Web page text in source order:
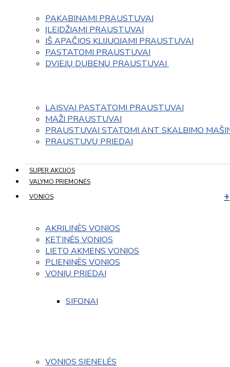
PAKABINAMI PRAUSTUVAI
ĮLEIDŽIAMI PRAUSTUVAI
IŠ APAČIOS KLIJUOJAMI PRAUSTUVAI
PASTATOMI PRAUSTUVAI
DVIEJŲ DUBENŲ PRAUSTUVAI
LAISVAI PASTATOMI PRAUSTUVAI
MAŽI PRAUSTUVAI
PRAUSTUVAI STATOMI ANT SKALBIMO
PRAUSTUVŲ PRIEDAI
SUPER AKCIJOS
VALYMO PRIEMONĖS
VONIOS
AKRILINĖS VONIOS
KETINĖS VONIOS
LIETO AKMENS VONIOS
PLIENINĖS VONIOS
VONIŲ PRIEDAI
SIFONAI
VONIOS SIENELĖS